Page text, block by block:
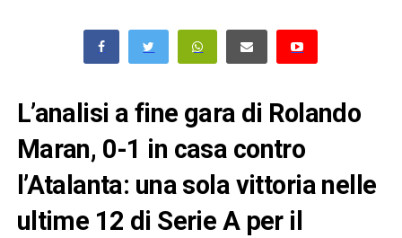
L’analisi a fine gara di Rolando
Maran, 0-1 in casa contro
l’Atalanta: una sola vittoria nelle
ultime 12 di Serie A per il